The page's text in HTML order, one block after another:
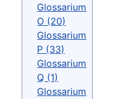
Glossarium
O (20)
Glossarium
P (33)
Glossarium
Q (1)
Glossarium